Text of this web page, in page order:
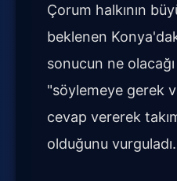
Çorum halkının
beklenen
sonucun ne
"söylemeye gerek
cevap vererek
olduğunu vurguladı.